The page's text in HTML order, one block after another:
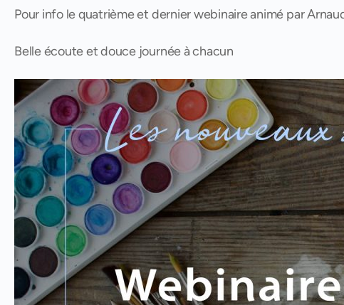
Pour info le quatrième et dernier webinaire animé par
Belle écoute et douce journée à chacun